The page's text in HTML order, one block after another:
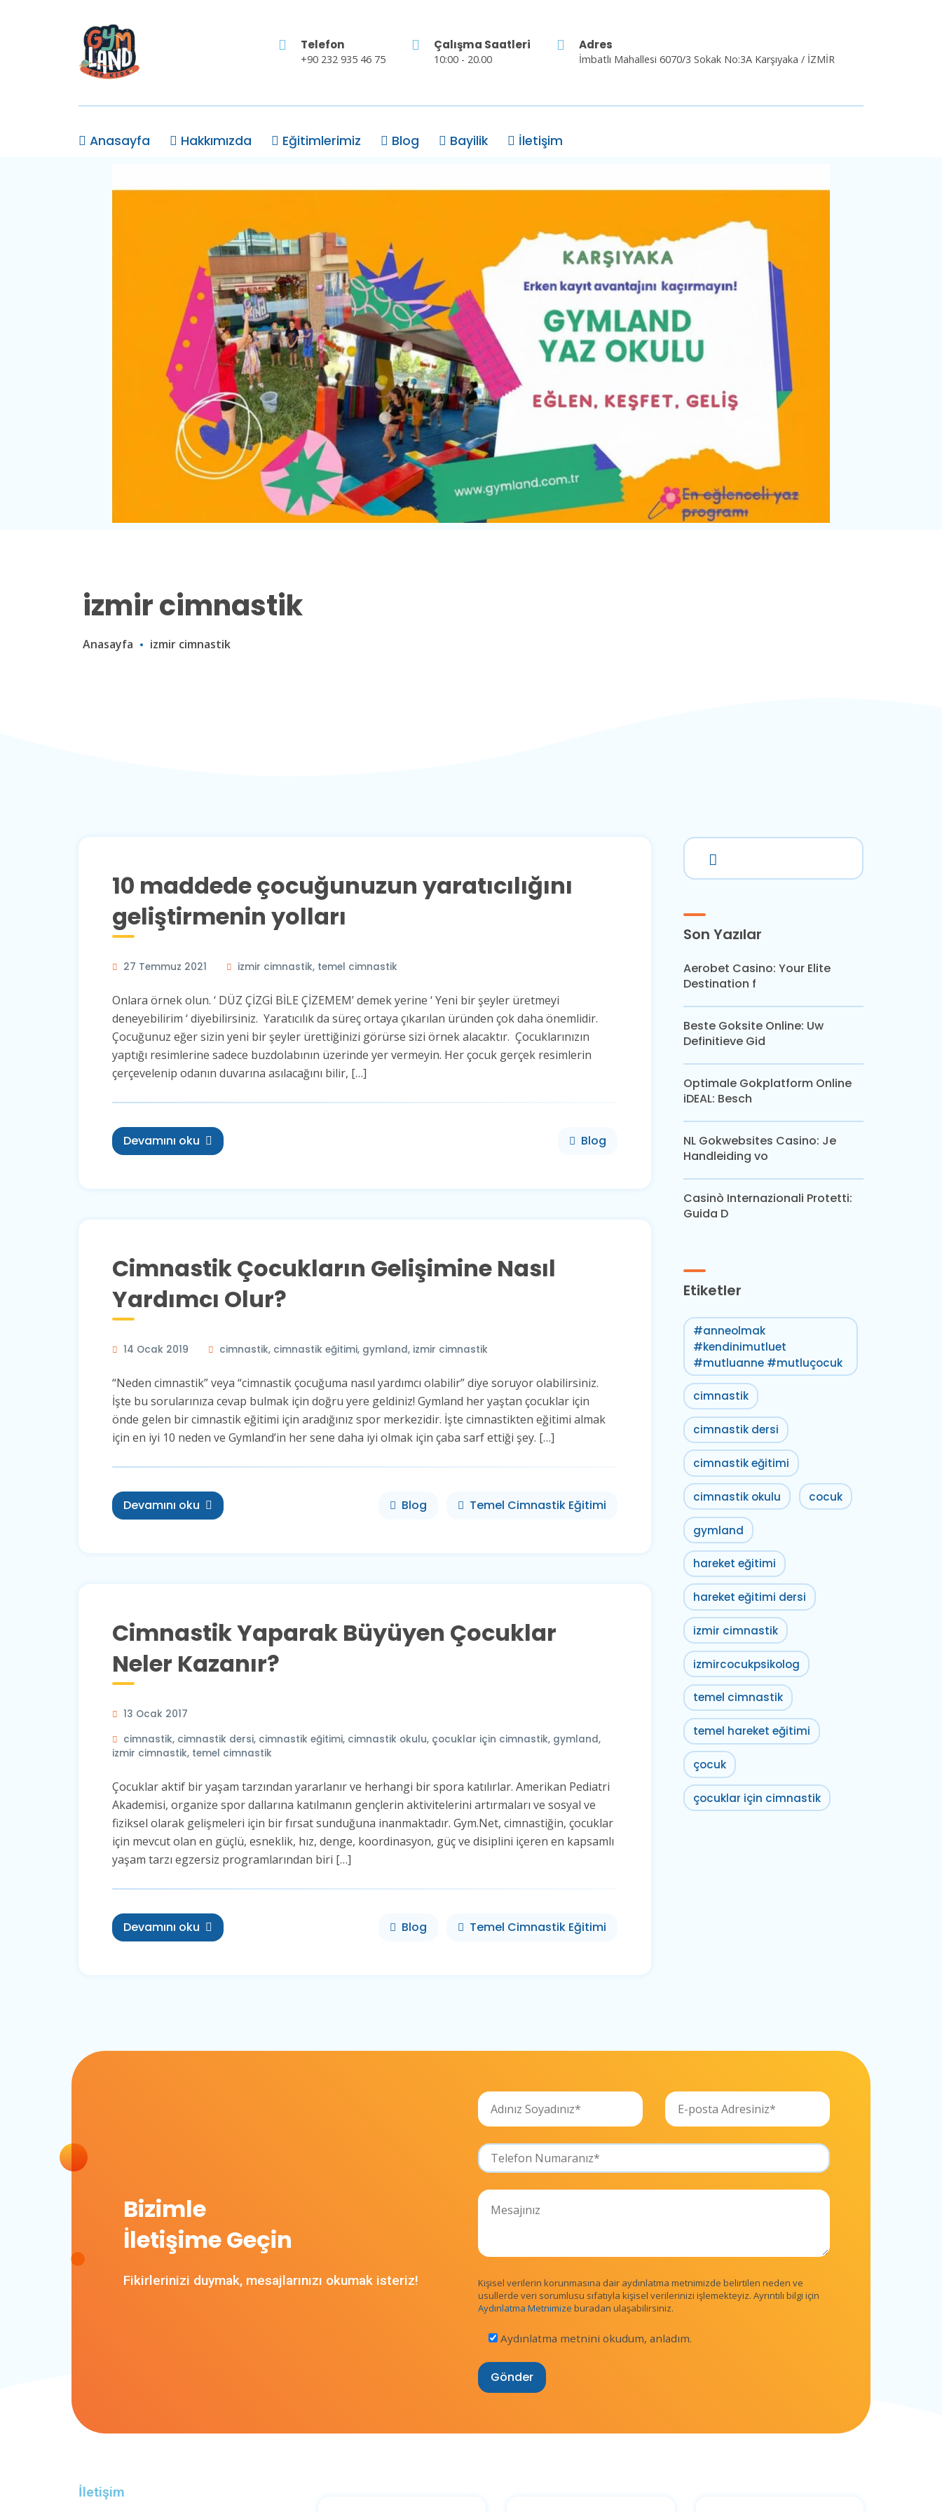
Telefon
+90 232 935 46 75
Çalışma Saatleri
10:00 - 20.00
Adres
İmbatlı Mahallesi 6070/3 Sokak No:3A Karşıyaka / İZMİR
Anasayfa Hakkımızda Eğitimlerimiz Blog Bayilik İletişim
izmir cimnastik
Anasayfa izmir cimnastik
10 maddede çocuğunuzun yaratıcılığını
geliştirmenin yolları
27 Temmuz 2021 izmir cimnastik, temel cimnastik
Onlara örnek olun. ‘ DÜZ ÇİZGİ BİLE ÇİZEMEM’ demek yerine ‘ Yeni bir şeyler üretmeyi
deneyebilirim ‘ diyebilirsiniz. Yaratıcılık da süreç ortaya çıkarılan üründen çok daha önemlidir.
Çocuğunuz eğer sizin yeni bir şeyler ürettiğinizi görürse sizi örnek alacaktır. Çocuklarınızın
yaptığı resimlerine sadece buzdolabının üzerinde yer vermeyin. Her çocuk gerçek resimlerin
çerçevelenip odanın duvarına asılacağını bilir, […]
Devamını oku Blog
Cimnastik Çocukların Gelişimine Nasıl
Yardımcı Olur?
14 Ocak 2019 cimnastik, cimnastik eğitimi, gymland, izmir cimnastik
“Neden cimnastik” veya “cimnastik çocuğuma nasıl yardımcı olabilir” diye soruyor olabilirsiniz.
İşte bu sorularınıza cevap bulmak için doğru yere geldiniz! Gymland her yaştan çocuklar için
önde gelen bir cimnastik eğitimi için aradığınız spor merkezidir. İşte cimnastikten eğitimi almak
için en iyi 10 neden ve Gymland’in her sene daha iyi olmak için çaba sarf ettiği şey. […]
Devamını oku Blog Temel Cimnastik Eğitimi
Cimnastik Yaparak Büyüyen Çocuklar
Neler Kazanır?
13 Ocak 2017
cimnastik, cimnastik dersi, cimnastik eğitimi, cimnastik okulu, çocuklar için cimnastik, gymland,
izmir cimnastik, temel cimnastik
Çocuklar aktif bir yaşam tarzından yararlanır ve herhangi bir spora katılırlar. Amerikan Pediatri
Akademisi, organize spor dallarına katılmanın gençlerin aktivitelerini artırmaları ve sosyal ve
fiziksel olarak gelişmeleri için bir fırsat sunduğuna inanmaktadır. Gym.Net, cimnastiğin, çocuklar
için mevcut olan en güçlü, esneklik, hız, denge, koordinasyon, güç ve disiplini içeren en kapsamlı
yaşam tarzı egzersiz programlarından biri […]
Devamını oku Blog Temel Cimnastik Eğitimi
Son Yazılar
Aerobet Casino: Your Elite
Destination f
Beste Goksite Online: Uw
Definitieve Gid
Optimale Gokplatform Online
iDEAL: Besch
NL Gokwebsites Casino: Je
Handleiding vo
Casinò Internazionali Protetti:
Guida D
Etiketler
#anneolmak
#kendinimutluet
#mutluanne #mutluçocuk
cimnastik
cimnastik dersi
cimnastik eğitimi
cimnastik okulu cocuk
gymland
hareket eğitimi
hareket eğitimi dersi
izmir cimnastik
izmircocukpsikolog
temel cimnastik
temel hareket eğitimi
çocuk
çocuklar için cimnastik
Bizimle
İletişime Geçin
Fikirlerinizi duymak, mesajlarınızı okumak isteriz!
Kişisel verilerin korunmasına dair aydınlatma metnimizde belirtilen neden ve
usullerde veri sorumlusu sıfatıyla kişisel verilerinizi işlemekteyiz. Ayrıntılı bilgi için
Aydınlatma Metnimize buradan ulaşabilirsiniz.
Aydınlatma metnini okudum, anladım.
İletişim